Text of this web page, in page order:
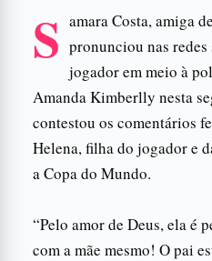
S amara Costa, amiga
pronunciou nas
jogador em meio à
Amanda Kimberlly nesta
contestou os comentários
Helena, filha do jogador e
a Copa do Mundo.
“Pelo amor de Deus, ela é
com a mãe mesmo! O pai